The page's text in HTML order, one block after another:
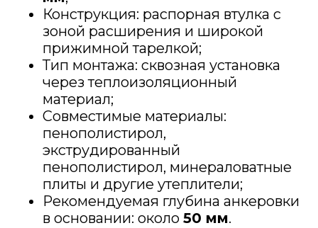
Конструкция: распорная втулка с
зоной расширения и широкой
прижимной тарелкой;
Тип монтажа: сквозная установка
через теплоизоляционный
материал;
Совместимые материалы:
пенополистирол,
экструдированный
пенополистирол, минераловатные
плиты и другие утеплители;
Рекомендуемая глубина анкеровки
в основании: около 50 мм.